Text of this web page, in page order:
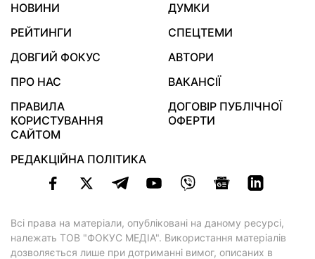
НОВИНИ
ДУМКИ
РЕЙТИНГИ
СПЕЦТЕМИ
ДОВГИЙ ФОКУС
АВТОРИ
ПРО НАС
ВАКАНСІЇ
ПРАВИЛА
КОРИСТУВАННЯ
САЙТОМ
ДОГОВІР ПУБЛІЧНОЇ
ОФЕРТИ
РЕДАКЦІЙНА ПОЛІТИКА
Всі права на матеріали, опубліковані на даному ресурсі,
належать ТОВ "ФОКУС МЕДІА". Використання матеріалів
дозволяється лише при дотриманні вимог, описаних в